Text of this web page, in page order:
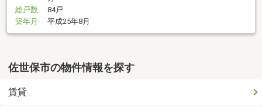
総戸数
84戸
築年月
平成25年8月
佐世保市の物件情報を探す
賃貸